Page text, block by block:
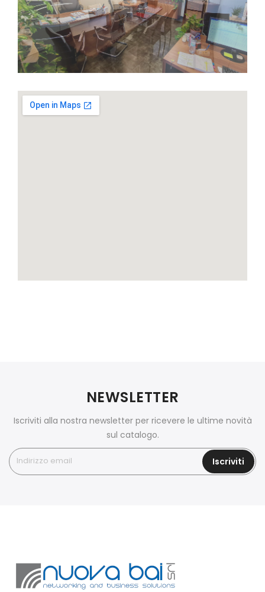
NEWSLETTER
Iscriviti alla nostra newsletter per ricevere le ultime novità
sul catalogo.
Iscriviti